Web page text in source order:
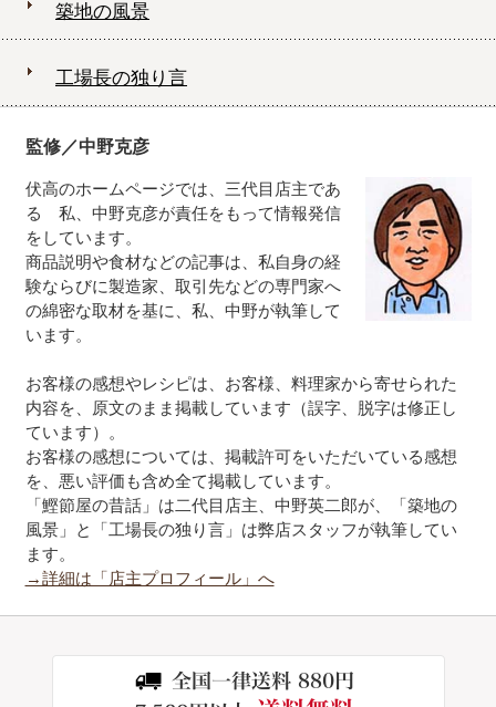
築地の風景
工場長の独り言
監修／中野克彦
伏高のホームページでは、三代目店主であ
る 私、中野克彦が責任をもって情報発信
をしています。
商品説明や食材などの記事は、私自身の経
験ならびに製造家、取引先などの専門家へ
の綿密な取材を基に、私、中野が執筆して
います。
お客様の感想やレシピは、お客様、料理家から寄せられた
内容を、原文のまま掲載しています（誤字、脱字は修正し
ています）。
お客様の感想については、掲載許可をいただいている感想
を、悪い評価も含め全て掲載しています。
「鰹節屋の昔話」は二代目店主、中野英二郎が、「築地の
風景」と「工場長の独り言」は弊店スタッフが執筆してい
ます。
→詳細は「店主プロフィール」へ